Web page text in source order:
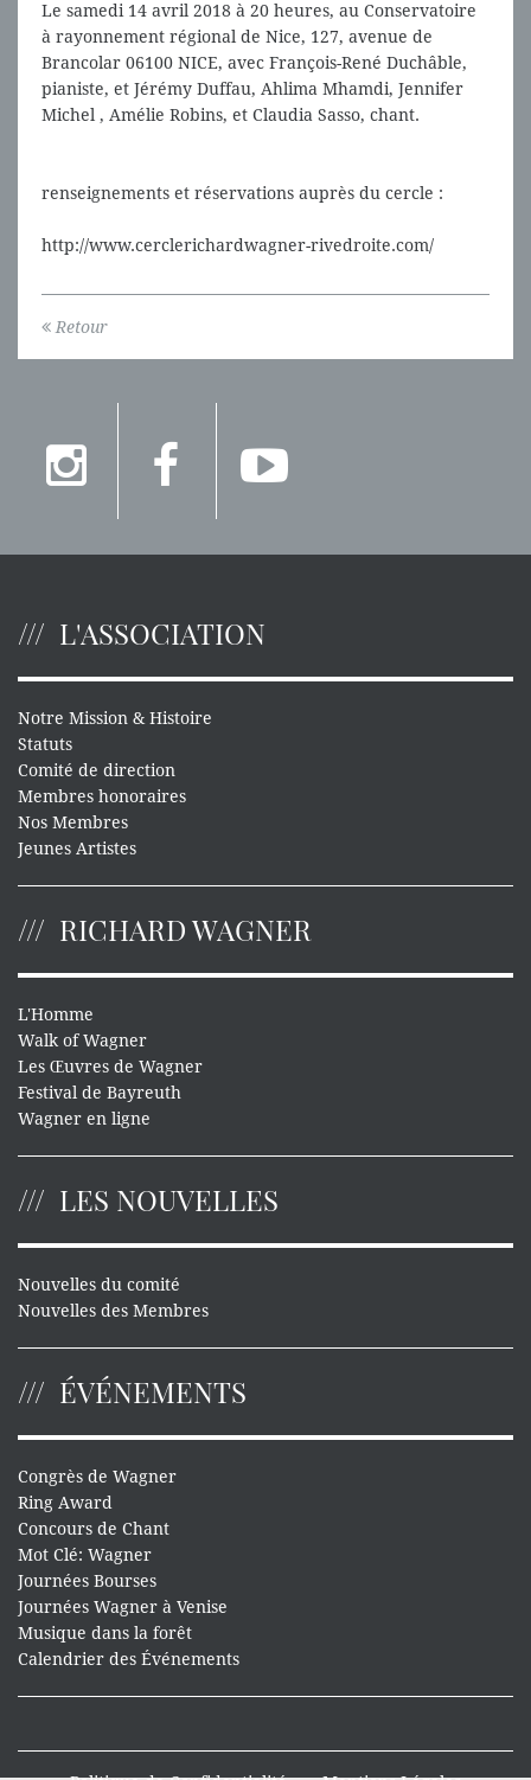
Le samedi 14 avril 2018 à 20 heures, au Conservatoire
à rayonnement régional de Nice, 127, avenue de
Brancolar 06100 NICE, avec François-René Duchâble,
pianiste, et Jérémy Duffau, Ahlima Mhamdi, Jennifer
Michel , Amélie Robins, et Claudia Sasso, chant.
renseignements et réservations auprès du cercle :
http://www.cerclerichardwagner-rivedroite.com/
Retour
L'ASSOCIATION
Notre Mission & Histoire
Statuts
Comité de direction
Membres honoraires
Nos Membres
Jeunes Artistes
RICHARD WAGNER
L'Homme
Walk of Wagner
Les Œuvres de Wagner
Festival de Bayreuth
Wagner en ligne
LES NOUVELLES
Nouvelles du comité
Nouvelles des Membres
ÉVÉNEMENTS
Congrès de Wagner
Ring Award
Concours de Chant
Mot Clé: Wagner
Journées Bourses
Journées Wagner à Venise
Musique dans la forêt
Calendrier des Événements